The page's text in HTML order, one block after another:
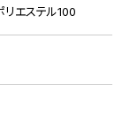
リエステル100